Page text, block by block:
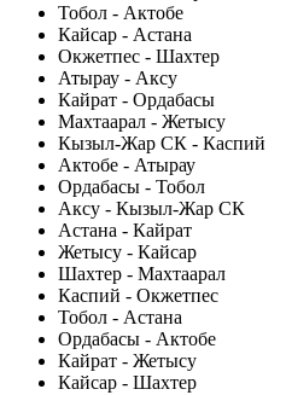
Тобол - Актобе
Кайсар - Астана
Окжетпес - Шахтер
Атырау - Аксу
Кайрат - Ордабасы
Махтаарал - Жетысу
Кызыл-Жар СК - Каспий
Актобе - Атырау
Ордабасы - Тобол
Аксу - Кызыл-Жар СК
Астана - Кайрат
Жетысу - Кайсар
Шахтер - Махтаарал
Каспий - Окжетпес
Тобол - Астана
Ордабасы - Актобе
Кайрат - Жетысу
Кайсар - Шахтер